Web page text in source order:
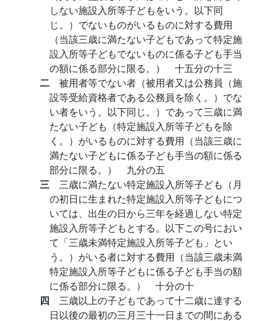
しない施設入所等子どもをいう。以下同
じ。）でないものがいるものに対する費用
（当該三歳に満たない子どもであって特定施
設入所等子どもでないものに係る子ども手当
の額に係る部分に限る。） 十五分の十三
二 被用者等でない者（被用者又は公務員（施
設等受給資格者である公務員を除く。）でな
い者をいう。以下同じ。）であって三歳に満
たない子ども（特定施設入所等子どもを除
く。）がいるものに対する費用（当該三歳に
満たない子どもに係る子ども手当の額に係る
部分に限る。） 九分の五
三 三歳に満たない特定施設入所等子ども（月
の初日に生まれた特定施設入所等子どもにつ
いては、出生の日から三年を経過しない特定
施設入所等子どもとする。以下この号におい
て「三歳未満特定施設入所等子ども」とい
う。）がいる者に対する費用（当該三歳未満
特定施設入所等子どもに係る子ども手当の額
に係る部分に限る。） 十分の十
四 三歳以上の子どもであって十二歳に達する
日以後の最初の三月三十一日までの間にある